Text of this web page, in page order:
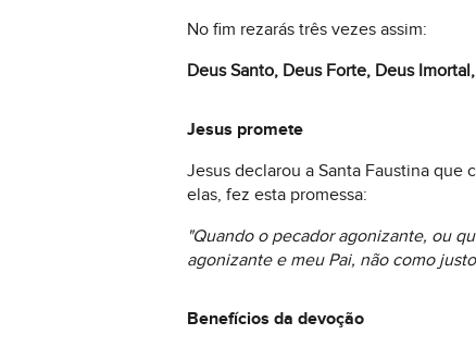
No fim rezarás três vezes assim:
Deus Santo, Deus Forte, Deus
Jesus promete
Jesus declarou a Santa Faustina que
elas, fez esta promessa:
"Quando o pecador agonizante, ou
agonizante e meu Pai, não como
Benefícios da devoção